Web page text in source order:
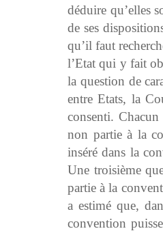
déduire qu’elles
de ses
qu’il faut
l’Etat qui y fait
la question de
entre Etats, la
consenti.
non partie à la
inséré dans la
Une troisième
partie à la
a estimé que,
convention